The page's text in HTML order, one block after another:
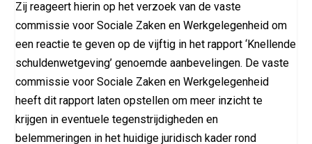
Zij reageert hierin op het verzoek van de vaste
commissie voor Sociale Zaken en Werkgelegenheid om
een reactie te geven op de vijftig in het rapport ‘Knellende
schuldenwetgeving’ genoemde aanbevelingen. De vaste
commissie voor Sociale Zaken en Werkgelegenheid
heeft dit rapport laten opstellen om meer inzicht te
krijgen in eventuele tegenstrijdigheden en
belemmeringen in het huidige juridisch kader rond